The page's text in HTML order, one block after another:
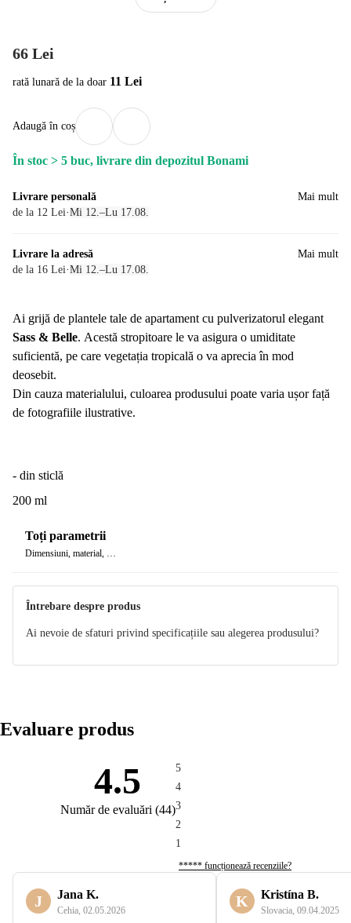
66 Lei
rată lunară de la doar 11 Lei
Adaugă în coș
În stoc > 5 buc, livrare din depozitul Bonami
Livrare personală
de la 12 Lei·Mi 12.–Lu 17.08.
Mai mult
Livrare la adresă
de la 16 Lei·Mi 12.–Lu 17.08.
Mai mult
Ai grijă de plantele tale de apartament cu pulverizatorul elegant
Sass & Belle. Acestă stropitoare le va asigura o umiditate
suficientă, pe care vegetația tropicală o va aprecia în mod
deosebit.
Din cauza materialului, culoarea produsului poate varia ușor față
de fotografiile ilustrative.
- din sticlă
200 ml
Toți parametrii
Dimensiuni, material, …
Întrebare despre produs
Ai nevoie de sfaturi privind specificațiile sau alegerea produsului?
Evaluare produs
4.5
Număr de evaluări (44)
5
4
3
2
1
***** funcționează recenziile?
J Jana K.
Cehia 02.05.2026
K Kristína B.
Slovacia 09.04.2025